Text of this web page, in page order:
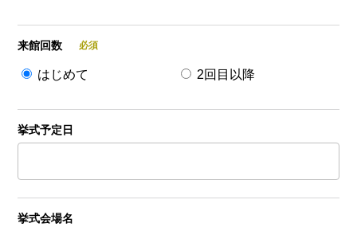
来館回数
はじめて 2回目以降
挙式予定日
挙式会場名